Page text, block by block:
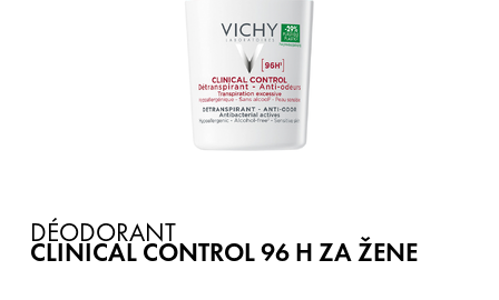
DÉODORANT
CLINICAL CONTROL 96 H ZA ŽENE